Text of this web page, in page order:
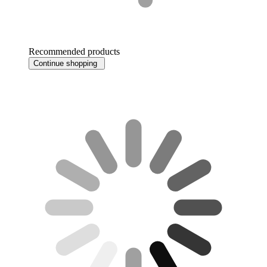
Recommended products
Continue shopping